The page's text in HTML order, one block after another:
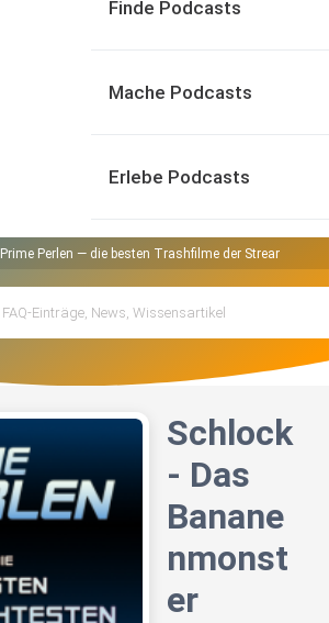
Finde Podcasts
Mache Podcasts
Erlebe Podcasts
Prime Perlen — die besten Trashfilme der
Schlock
- Das
Banane
nmonst
er